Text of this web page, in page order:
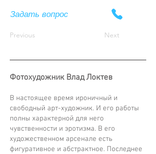
Задать вопрос
Previous Next
Фотохудожник Влад Локтев
В настоящее время ироничный и
свободный арт-художник. И его работы
полны характерной для него
чувственности и эротизма. В его
художественном арсенале есть
фигуративное и абстрактное. Последнее